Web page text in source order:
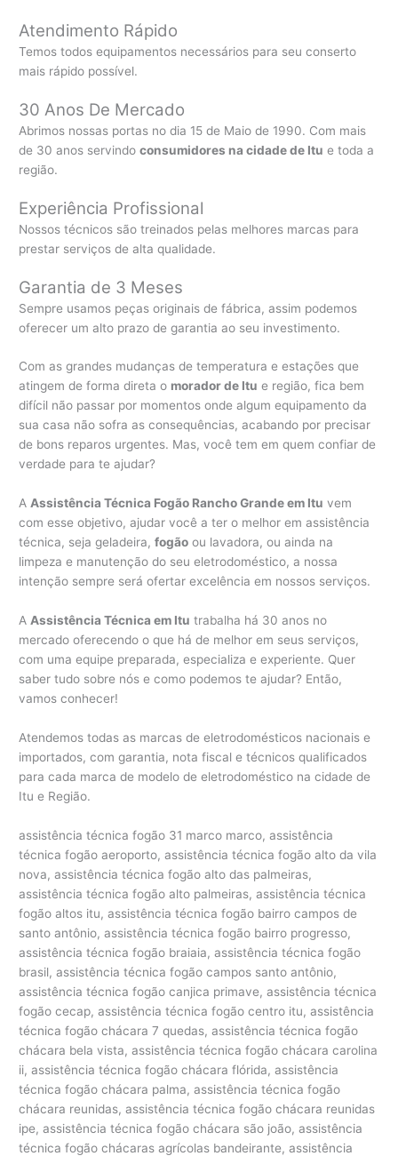
Atendimento Rápido
Temos todos equipamentos necessários para seu conserto
mais rápido possível.
30 Anos De Mercado
Abrimos nossas portas no dia 15 de Maio de 1990. Com mais
de 30 anos servindoconsumidores na cidade de Itu e toda a
região.
Experiência Profissional
Nossos técnicos são treinados pelas melhores marcas para
prestar serviços de alta qualidade.
Garantia de 3 Meses
Sempre usamos peças originais de fábrica, assim podemos
oferecer um alto prazo de garantia ao seu investimento.
Com as grandes mudanças de temperatura e estações que
atingem de forma direta o morador de Itu e região, fica bem
difícil não passar por momentos onde algum equipamento da
sua casa não sofra as consequências, acabando por precisar
de bons reparos urgentes. Mas, você tem em quem confiar de
verdade para te ajudar?
AAssistência Técnica Fogão Rancho Grande em Itu vem
com esse objetivo, ajudar você a ter o melhor em assistência
técnica, seja geladeira,fogão ou lavadora, ou ainda na
limpeza e manutenção do seu eletrodoméstico, a nossa
intenção sempre será ofertar excelência em nossos serviços.
A Assistência Técnica em Itu trabalha há 30 anos no
mercado oferecendo o que há de melhor em seus serviços,
com uma equipe preparada, especializa e experiente. Quer
saber tudo sobre nós e como podemos te ajudar? Então,
vamos conhecer!
Atendemos todas as marcas de eletrodomésticos nacionais e
importados, com garantia, nota fiscal e técnicos qualificados
para cada marca de modelo de eletrodoméstico na cidade de
Itu e Região.
assistência técnica fogão 31 marco marco, assistência
técnica fogão aeroporto, assistência técnica fogão alto da vila
nova, assistência técnica fogão alto das palmeiras,
assistência técnica fogão alto palmeiras, assistência técnica
fogão altos itu, assistência técnica fogão bairro campos de
santo antônio, assistência técnica fogão bairro progresso,
assistência técnica fogão braiaia, assistência técnica fogão
brasil, assistência técnica fogão campos santo antônio,
assistência técnica fogão canjica primave, assistência técnica
fogão cecap, assistência técnica fogão centro itu, assistência
técnica fogão chácara 7 quedas, assistência técnica fogão
chácara bela vista, assistência técnica fogão chácara carolina
ii, assistência técnica fogão chácara flórida, assistência
técnica fogão chácara palma, assistência técnica fogão
chácara reunidas, assistência técnica fogão chácara reunidas
ipe, assistência técnica fogão chácara são joão, assistência
técnica fogão chácaras agrícolas bandeirante, assistência